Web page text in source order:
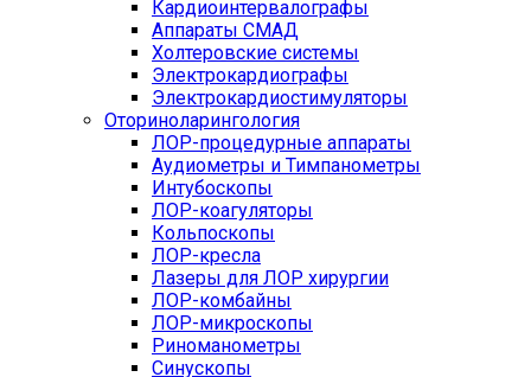
Кардиоинтервалографы
Аппараты СМАД
Холтеровские системы
Электрокардиографы
Электрокардиостимуляторы
Оториноларингология
ЛОР-процедурные аппараты
Аудиометры и Тимпанометры
Интубоскопы
ЛОР-коагуляторы
Кольпоскопы
ЛОР-кресла
Лазеры для ЛОР хирургии
ЛОР-комбайны
ЛОР-микроскопы
Риноманометры
Синускопы